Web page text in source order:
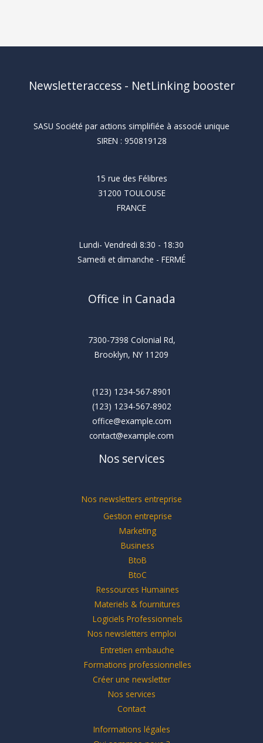
Newsletteraccess - NetLinking booster
SASU Société par actions simplifiée à associé unique
SIREN : 950819128
15 rue des Félibres
31200 TOULOUSE
FRANCE
Lundi- Vendredi 8:30 - 18:30
Samedi et dimanche - FERMÉ
Office in Canada
7300-7398 Colonial Rd,
Brooklyn, NY 11209
(123) 1234-567-8901
(123) 1234-567-8902
office@example.com
contact@example.com
Nos services
Nos newsletters entreprise
Gestion entreprise
Marketing
Business
BtoB
BtoC
Ressources Humaines
Materiels & fournitures
Logiciels Professionnels
Nos newsletters emploi
Entretien embauche
Formations professionnelles
Créer une newsletter
Nos services
Contact
Informations légales